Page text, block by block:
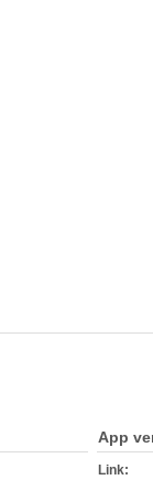
App
Link: